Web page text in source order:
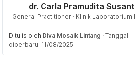
dr. Carla Pramudita
General Practitioner · Klinik Laboratorium
Ditulis oleh Diva Mosaik Lintang · Tanggal
diperbarui 11/08/2025